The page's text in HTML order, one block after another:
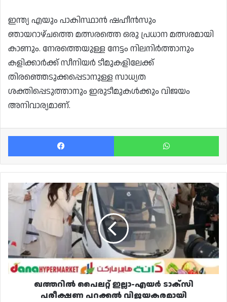
ഇന്ത്യ എയും പാകിസ്ഥാൻ ഷഹീൻസും
ഞായറാഴ്ചത്തെ മത്സരത്തെ ഒരു പ്രധാന മത്സരമായി
കാണും. നേരത്തെയുള്ള നേട്ടം നിലനിർത്താനും
കളിക്കാർക്ക് സീനിയർ ടീമുകളിലേക്ക്
തിരഞ്ഞെടുക്കപ്പെടാനുള്ള സാധ്യത
ശക്തിപ്പെടുത്താനും ഇരുടീമുകൾക്കും വിജയം
അനിവാര്യമാണ്.
Facebook
ഖത്തറിൽ
പൈലറ്റ്
ടാക്സി
പരീക്ഷണ
പറക്കൽ
വിജയകരമായി
ഖത്തറിൽ പൈലറ്റ് ഇല്ലാ-എയർ ടാക്സി
പരീക്ഷണ പറക്കൽ വിജയകരമായി